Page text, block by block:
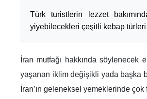
Türk turistlerin lezzet
yiyebilecekleri çeşitli kebap türleri
İran mutfağı hakkında
yaşanan iklim değişikli yada başka
İran’ın geleneksel yemeklerinde